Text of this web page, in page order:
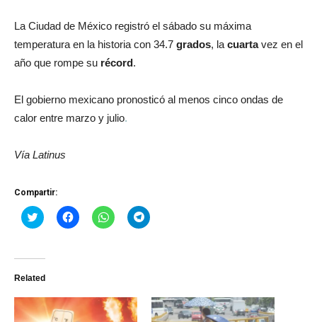
La Ciudad de México registró el sábado su máxima
temperatura en la historia con 34.7 grados, la cuartavez en el
año que rompe su récord.
El gobierno mexicano pronosticó al menos cinco ondas de
calor entre marzo y julio.
Vía Latinus
Compartir:
Haz
clic
Twitter
abre
una
ventana
nueva)
Haz
clic
una
ventana
nueva)
Haz
clic
una
ventana
nueva)
Haz
clic
una
ventana
nueva)
Related